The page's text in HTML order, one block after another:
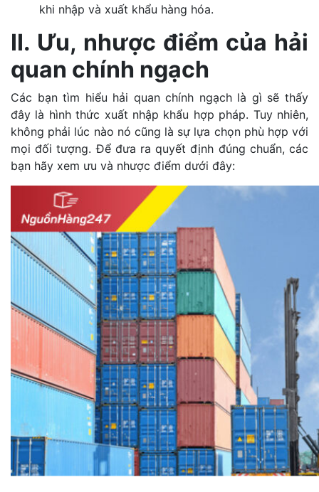
khi nhập và xuất khẩu hàng hóa.
II. Ưu, nhược điểm của hải
quan chính ngạch
Các bạn tìm hiểu hải quan chính ngạch là gì sẽ thấy
đây là hình thức xuất nhập khẩu hợp pháp. Tuy nhiên,
không phải lúc nào nó cũng là sự lựa chọn phù hợp với
mọi đối tượng. Để đưa ra quyết định đúng chuẩn, các
bạn hãy xem ưu và nhược điểm dưới đây: